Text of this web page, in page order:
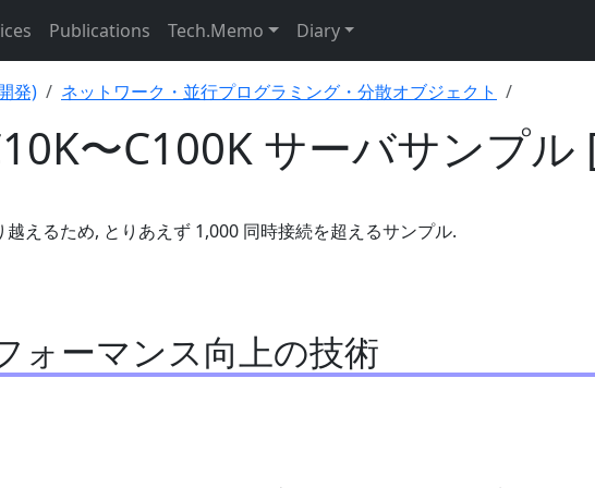
Publications Tech.Memo Diary
発) ネットワーク・並行プログラミング・分散オブジェクト
〜C100K サーバサンプル
えるため, とりあえず 1,000 同時接続を超えるサンプル.
ォーマンス向上の技術